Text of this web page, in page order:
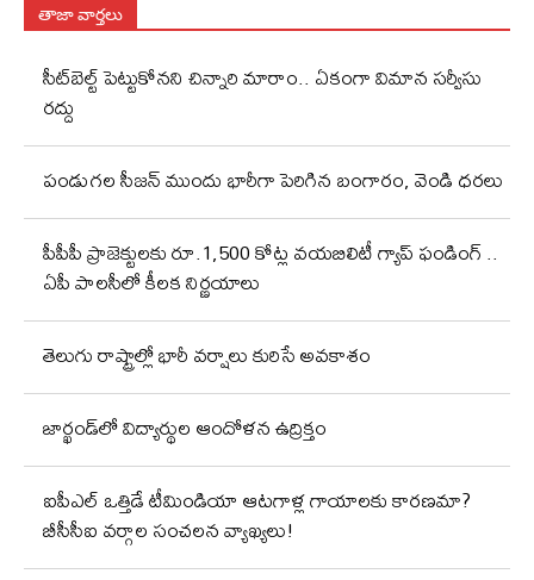
తాజా వార్తలు
సీట్‌బెల్ట్‌ పెట్టుకోనని చిన్నారి మారాం.. ఏకంగా విమాన సర్వీసు
రద్దు
పండుగల సీజన్ ముందు భారీగా పెరిగిన బంగారం, వెండి ధరలు
పీపీపీ ప్రాజెక్టులకు రూ.1,500 కోట్ల వయబిలిటీ గ్యాప్ ఫండింగ్ ..
ఏపీ పాలసీలో కీలక నిర్ణయాలు
తెలుగు రాష్ట్రాల్లో భారీ వర్షాలు కురిసే అవకాశం
జార్ఖండ్‌లో విద్యార్థుల ఆందోళన ఉద్రిక్తం
ఐపీఎల్‌ ఒత్తిడే టీమిండియా ఆటగాళ్ల గాయాలకు కారణమా?
బీసీసీఐ వర్గాల సంచలన వ్యాఖ్యలు!